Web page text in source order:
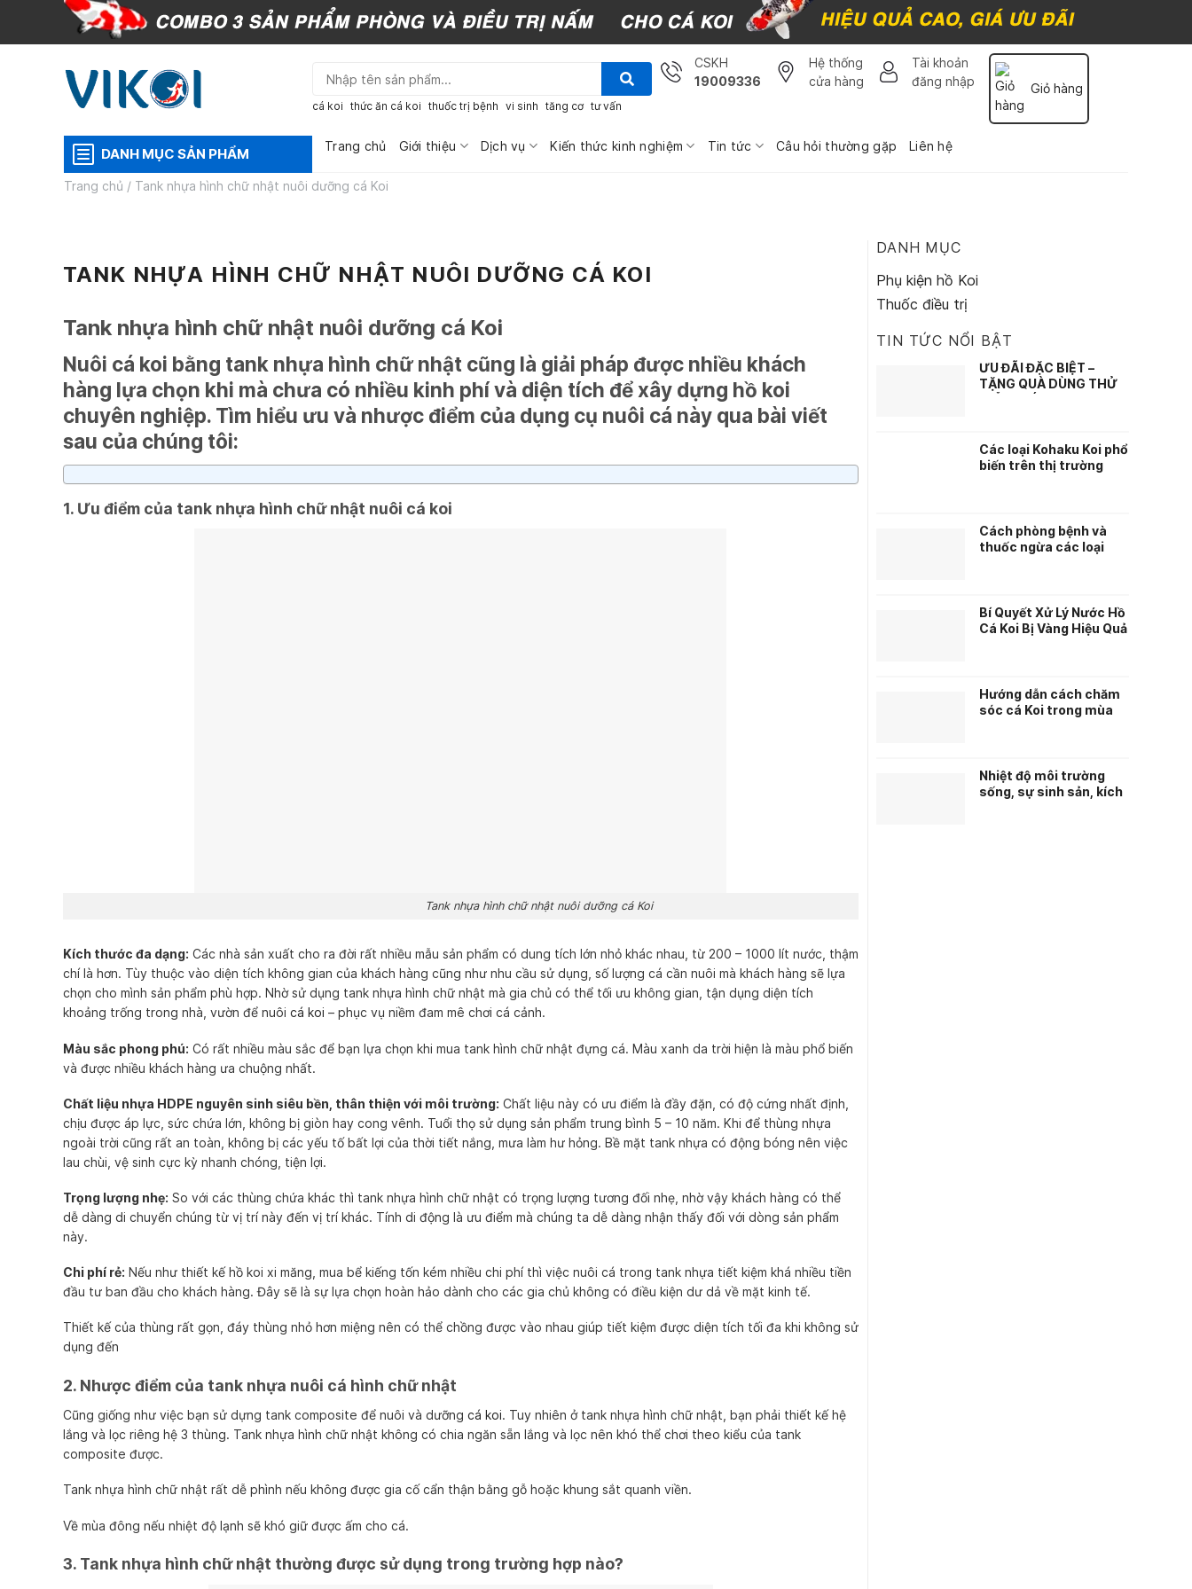
content
cá koi thức ăn cá koi thuốc trị bệnh vi sinh tăng cơ tư vấn
CSKH
19009336
Hệ thống
cửa hàng
Tài khoản
đăng nhập
Giỏ hàng
DANH MỤC SẢN PHẨM Trang chủ Giới thiệu Dịch vụ Kiến thức kinh nghiệm Tin tức Câu hỏi thường gặp Liên hệ
Trang chủ / Tank nhựa hình chữ nhật nuôi dưỡng cá Koi
TANK NHỰA HÌNH CHỮ NHẬT NUÔI DƯỠNG CÁ KOI
Tank nhựa hình chữ nhật nuôi dưỡng cá Koi
Nuôi cá koi bằng tank nhựa hình chữ nhật cũng là giải pháp được nhiều khách
hàng lựa chọn khi mà chưa có nhiều kinh phí và diện tích để xây dựng hồ koi
chuyên nghiệp. Tìm hiểu ưu và nhược điểm của dụng cụ nuôi cá này qua bài viết
sau của chúng tôi:
1. Ưu điểm của tank nhựa hình chữ nhật nuôi cá koi
Tank nhựa hình chữ nhật nuôi dưỡng cá Koi
Kích thước đa dạng: Các nhà sản xuất cho ra đời rất nhiều mẫu sản phẩm có dung tích lớn nhỏ khác nhau, từ 200 – 1000 lít nước, thậm
chí là hơn. Tùy thuộc vào diện tích không gian của khách hàng cũng như nhu cầu sử dụng, số lượng cá cần nuôi mà khách hàng sẽ lựa
chọn cho mình sản phẩm phù hợp. Nhờ sử dụng tank nhựa hình chữ nhật mà gia chủ có thể tối ưu không gian, tận dụng diện tích
khoảng trống trong nhà, vườn để nuôi cá koi – phục vụ niềm đam mê chơi cá cảnh.
Màu sắc phong phú: Có rất nhiều màu sắc để bạn lựa chọn khi mua tank hình chữ nhật đựng cá. Màu xanh da trời hiện là màu phổ biến
và được nhiều khách hàng ưa chuộng nhất.
Chất liệu nhựa HDPE nguyên sinh siêu bền, thân thiện với môi trường: Chất liệu này có ưu điểm là đầy đặn, có độ cứng nhất định,
chịu được áp lực, sức chứa lớn, không bị giòn hay cong vênh. Tuổi thọ sử dụng sản phẩm trung bình 5 – 10 năm. Khi để thùng nhựa
ngoài trời cũng rất an toàn, không bị các yếu tố bất lợi của thời tiết nắng, mưa làm hư hỏng. Bề mặt tank nhựa có động bóng nên việc
lau chùi, vệ sinh cực kỳ nhanh chóng, tiện lợi.
Trọng lượng nhẹ: So với các thùng chứa khác thì tank nhựa hình chữ nhật có trọng lượng tương đối nhẹ, nhờ vậy khách hàng có thể
dễ dàng di chuyển chúng từ vị trí này đến vị trí khác. Tính di động là ưu điểm mà chúng ta dễ dàng nhận thấy đối với dòng sản phẩm
này.
Chi phí rẻ: Nếu như thiết kế hồ koi xi măng, mua bể kiếng tốn kém nhiều chi phí thì việc nuôi cá trong tank nhựa tiết kiệm khá nhiều tiền
đầu tư ban đầu cho khách hàng. Đây sẽ là sự lựa chọn hoàn hảo dành cho các gia chủ không có điều kiện dư dả về mặt kinh tế.
Thiết kế của thùng rất gọn, đáy thùng nhỏ hơn miệng nên có thể chồng được vào nhau giúp tiết kiệm được diện tích tối đa khi không sử
dụng đến
2. Nhược điểm của tank nhựa nuôi cá hình chữ nhật
Cũng giống như việc bạn sử dựng tank composite để nuôi và dưỡng cá koi. Tuy nhiên ở tank nhựa hình chữ nhật, bạn phải thiết kế hệ
lắng và lọc riêng hệ 3 thùng. Tank nhựa hình chữ nhật không có chia ngăn sẵn lắng và lọc nên khó thể chơi theo kiểu của tank
composite được.
Tank nhựa hình chữ nhật rất dễ phình nếu không được gia cố cẩn thận bằng gỗ hoặc khung sắt quanh viền.
Về mùa đông nếu nhiệt độ lạnh sẽ khó giữ được ấm cho cá.
3. Tank nhựa hình chữ nhật thường được sử dụng trong trường hợp nào?
DANH MỤC
Phụ kiện hồ Koi
Thuốc điều trị
TIN TỨC NỔI BẬT
ƯU ĐÃI ĐẶC BIỆT –
TẶNG QUÀ DÙNG THỬ
Các loại Kohaku Koi phổ
biến trên thị trường
Cách phòng bệnh và
thuốc ngừa các loại
Bí Quyết Xử Lý Nước Hồ
Cá Koi Bị Vàng Hiệu Quả
Hướng dẫn cách chăm
sóc cá Koi trong mùa
Nhiệt độ môi trường
sống, sự sinh sản, kích